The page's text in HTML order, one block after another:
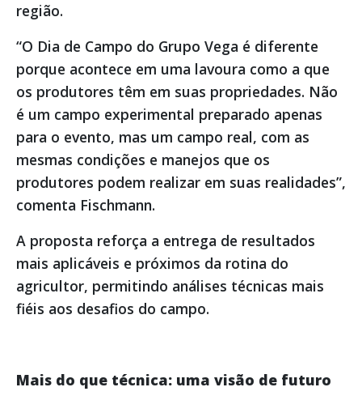
região.
“O Dia de Campo do Grupo Vega é diferente
porque acontece em uma lavoura como a que
os produtores têm em suas propriedades. Não
é um campo experimental preparado apenas
para o evento, mas um campo real, com as
mesmas condições e manejos que os
produtores podem realizar em suas realidades”,
comenta Fischmann.
A proposta reforça a entrega de resultados
mais aplicáveis e próximos da rotina do
agricultor, permitindo análises técnicas mais
fiéis aos desafios do campo.
Mais do que técnica: uma visão de futuro